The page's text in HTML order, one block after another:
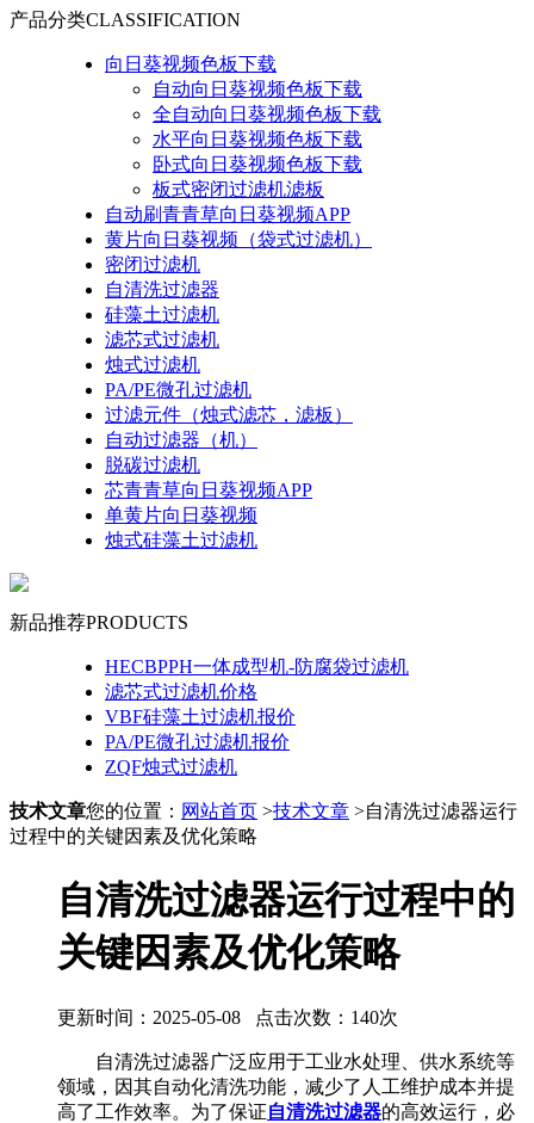
产品分类CLASSIFICATION
向日葵视频色板下载
自动向日葵视频色板下载
全自动向日葵视频色板下载
水平向日葵视频色板下载
卧式向日葵视频色板下载
板式密闭过滤机滤板
自动刷青青草向日葵视频APP
黄片向日葵视频（袋式过滤机）
密闭过滤机
自清洗过滤器
硅藻土过滤机
滤芯式过滤机
烛式过滤机
PA/PE微孔过滤机
过滤元件（烛式滤芯，滤板）
自动过滤器（机）
脱碳过滤机
芯青青草向日葵视频APP
单黄片向日葵视频
烛式硅藻土过滤机
新品推荐PRODUCTS
HECBPPH一体成型机-防腐袋过滤机
滤芯式过滤机价格
VBF硅藻土过滤机报价
PA/PE微孔过滤机报价
ZQF烛式过滤机
技术文章您的位置： 网站首页 >技术文章 >自清洗过滤器运行
过程中的关键因素及优化策略
自清洗过滤器运行过程中的
关键因素及优化策略
更新时间：2025-05-08 点击次数：140次
自清洗过滤器广泛应用于工业水处理、供水系统等
领域，因其自动化清洗功能，减少了人工维护成本并提
高了工作效率。为了保证自清洗过滤器的高效运行，必